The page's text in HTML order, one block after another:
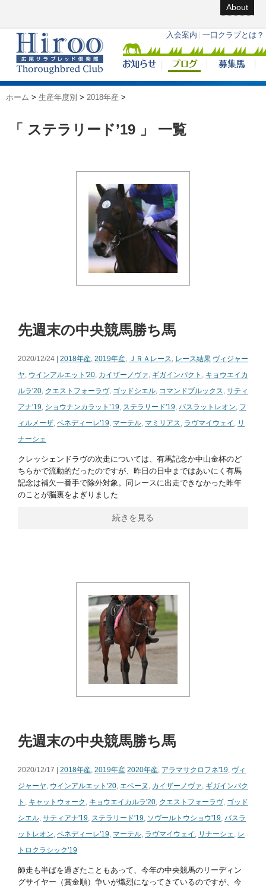
About
ホーム > 生産年度別 > 2018年産 >
「 ステラリード’19 」 一覧
先週末の中央競馬勝ち馬
2020/12/24 | 2018年産, 2019年産, ＪＲＡレース, レース結果 ヴィジャー
ヤ, ウインアルエット'20, カイザーノヴァ, ギガインパクト , キョウエイカ
ルラ'20, クエストフォーラヴ, ゴッドシエル, コマンドブルックス, サティ
アナ'19, ショウナンカラット’19, ステラリード'19, バスラットレオン, フ
ィルメーザ, ベネディーレ'19, マーテル, マミリアス, ラヴマイウェイ , リ
ナーシェ
クレッシェンドラヴの次走については、有馬記念か中山金杯のど
ちらかで流動的だったのですが、昨日の日中まではあいにく有馬
記念は補欠一番手で除外対象。同レースに出走できなかった昨年
のことが脳裏をよぎりました
続きを見る
先週末の中央競馬勝ち馬
2020/12/17 | 2018年産, 2019年産 2020年産, アラマサクロフネ'19, ヴィ
ジャーヤ, ウインアルエット'20, エベーヌ , カイザーノヴァ, ギガインパク
ト , キャットウォーク , キョウエイカルラ'20, クエストフォーラヴ, ゴッド
シエル, サティアナ'19, ステラリード'19, ソヴールトウショウ'19, バスラ
ットレオン, ベネディーレ'19, マーテル, ラヴマイウェイ , リナーシェ, レ
トロクラシック'19
師走も半ばを過ぎたこともあって、今年の中央競馬のリーディン
グサイヤー（賞金順）争いが熾烈になってきているのですが、今